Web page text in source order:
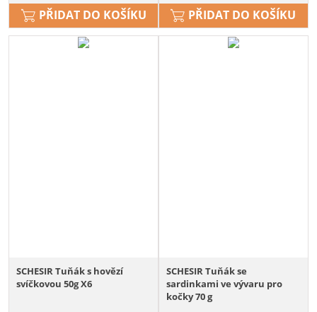
PŘIDAT DO KOŠÍKU PŘIDAT DO KOŠÍKU
SCHESIR Tuňák s hovězí
svíčkovou 50g X6
SCHESIR Tuňák se
sardinkami ve vývaru pro
kočky 70 g